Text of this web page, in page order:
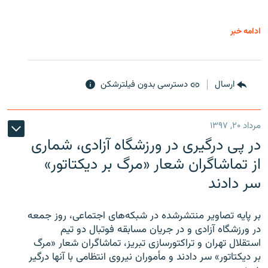
ادامه خبر
ارسال دسترسی بدون فیلترشکن
مرداد ۲۰, ۱۳۹۷
در پی درگیری در ورزشگاه آزادی، شماری
از تماشاگران شعار «مرگ بر دیکتاتور»
سر دادند
بر پایه تصاویر منتشرشده در شبکه‌های اجتماعی، روز جمعه
در ورزشگاه آزادی و در جریان مسابقه فوتبال دو تیم
استقلال تهران و تراکتورسازی تبریز، تماشاگران شعار «مرگ
بر دیکتاتور» سر دادند و مأموران نیروی انتظامی با آنها درگیر